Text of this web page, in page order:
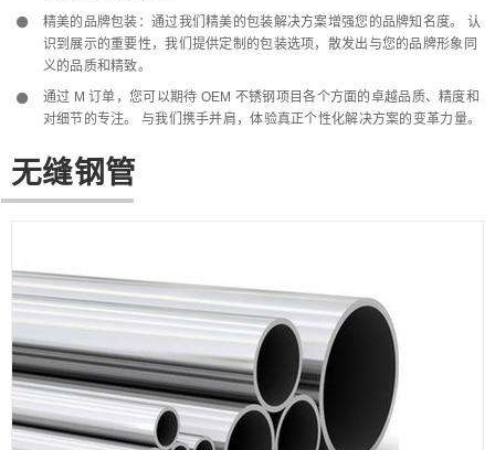
精美的品牌包装：通过我们精美的包装解决方案增强您的品牌知名度。 认
识到展示的重要性，我们提供定制的包装选项，散发出与您的品牌形象同
义的品质和精致。
通过 M 订单，您可以期待 OEM 不锈钢项目各个方面的卓越品质、精度和
对细节的专注。 与我们携手并肩，体验真正个性化解决方案的变革力量。
无缝钢管